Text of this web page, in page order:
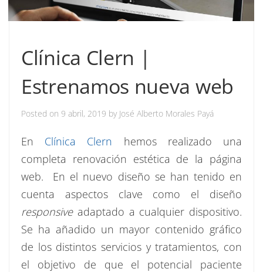
Clínica Clern |
Estrenamos nueva web
Posted on 9 abril, 2019 by José Alberto Morales Payá
En Clínica Clern hemos realizado una
completa renovación estética de la página
web. En el nuevo diseño se han tenido en
cuenta aspectos clave como el diseño
responsiveadaptado a cualquier dispositivo.
Se ha añadido un mayor contenido gráfico
de los distintos servicios y tratamientos, con
el objetivo de que el potencial paciente